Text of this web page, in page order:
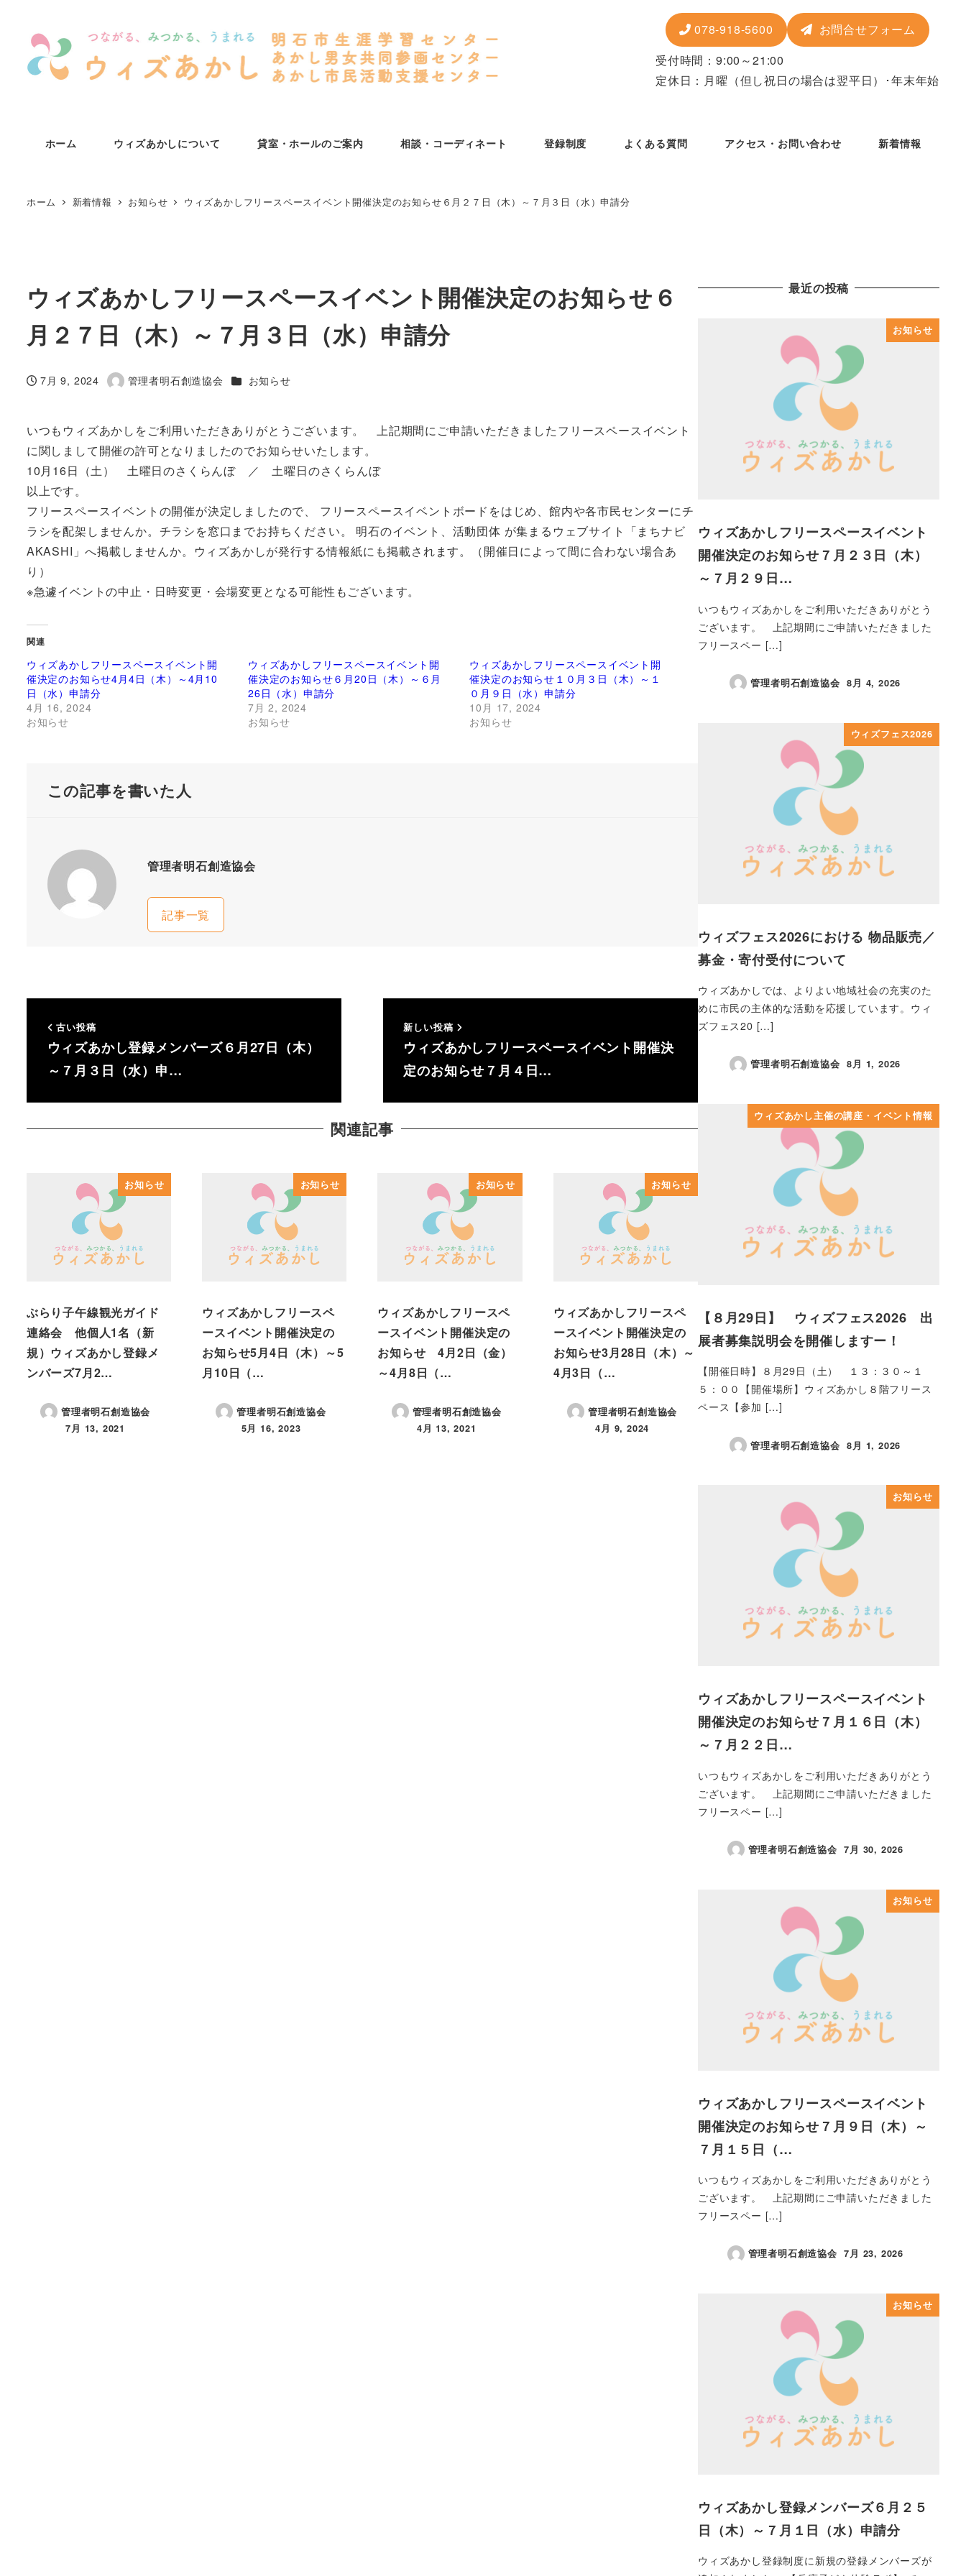
078-918-5600
お問合せフォーム
受付時間：9:00～21:00
定休日：月曜 （但し祝日の場合は翌平日） ･年末年始
ホーム ウィズあかしについて 貸室・ホールのご案内 相談・コーディネート 登録制度 よくある質問 アクセス・お問い合わせ 新着情報
ホーム 新着情報 お知らせ ウィズあかしフリースペースイベント開催決定のお知らせ６月２７日（木）～７月３日（水）申請分
ウィズあかしフリースペースイベント開催決定のお知らせ６
月２７日（木）～７月３日（水）申請分
投稿日
7月 9, 2024
著
管理者明石創造協会 カテゴリー
お知らせ
いつもウィズあかしをご利用いただきありがとうございます。 上記期間にご申請いただきましたフリースペースイベント
に関しまして開催の許可となりましたのでお知らせいたします。
10月16日（土） 土曜日のさくらんぼ ／ 土曜日のさくらんぼ
以上です。
フリースペースイベントの開催が決定しましたので、 フリースペースイベントボードをはじめ、館内や各市民センターにチ
ラシを配架しませんか。チラシを窓口までお持ちください。 明石のイベント、活動団体 が集まるウェブサイト「まちナビ
AKASHI」へ掲載しませんか。ウィズあかしが発行する情報紙にも掲載されます。（開催日によって間に合わない場合あ
り）
※急遽イベントの中止・日時変更・会場変更となる可能性もございます。
関連
ウィズあかしフリースペースイベント開
催決定のお知らせ4月4日（木）～4月10
日（水）申請分
4月 16, 2024
お知らせ
ウィズあかしフリースペースイベント開
催決定のお知らせ６月20日（木）～６月
26日（水）申請分
7月 2, 2024
お知らせ
ウィズあかしフリースペースイベント開
催決定のお知らせ１０月３日（木）～１
０月９日（水）申請分
10月 17, 2024
お知らせ
この記事を書いた人
管理者明石創造協会
記事一覧
古い投稿
ウィズあかし登録メンバーズ６月27日（木）
～７月３日（水）申…
新しい投稿
ウィズあかしフリースペースイベント開催決
定のお知らせ７月４日…
関連記事
お知らせ
ぶらり子午線観光ガイド
連絡会 他個人1名（新
規）ウィズあかし登録メ
ンバーズ7月2…
管理者明石創造協会
投稿日
7月 13, 2021
お知らせ
ウィズあかしフリースペ
ースイベント開催決定の
お知らせ5月4日（木）～5
月10日（…
管理者明石創造協会
投稿日
5月 16, 2023
お知らせ
ウィズあかしフリースペ
ースイベント開催決定の
お知らせ 4月2日（金）
～4月8日（…
管理者明石創造協会
投稿日
4月 13, 2021
お知らせ
ウィズあかしフリースペ
ースイベント開催決定の
お知らせ3月28日（木）～
4月3日（…
管理者明石創造協会
投稿日
4月 9, 2024
最近の投稿
お知らせ
ウィズあかしフリースペースイベント
開催決定のお知らせ７月２３日（木）
～７月２９日…
いつもウィズあかしをご利用いただきありがとう
ございます。 上記期間にご申請いただきました
フリースペー […]
管理者明石創造協会
投稿日
8月 4, 2026
ウィズフェス2026
ウィズフェス2026における 物品販売／
募金・寄付受付について
ウィズあかしでは、よりよい地域社会の充実のた
めに市民の主体的な活動を応援しています。ウィ
ズフェス20 […]
管理者明石創造協会
投稿日
8月 1, 2026
ウィズあかし主催の講座・イベント情報
【８月29日】 ウィズフェス2026 出
展者募集説明会を開催しますー！
【開催日時】８月29日（土） １３：３０～１
５：００【開催場所】ウィズあかし８階フリース
ペース【参加 […]
管理者明石創造協会
投稿日
8月 1, 2026
お知らせ
ウィズあかしフリースペースイベント
開催決定のお知らせ７月１６日（木）
～７月２２日…
いつもウィズあかしをご利用いただきありがとう
ございます。 上記期間にご申請いただきました
フリースペー […]
管理者明石創造協会
投稿日
7月 30, 2026
お知らせ
ウィズあかしフリースペースイベント
開催決定のお知らせ７月９日（木）～
７月１５日（…
いつもウィズあかしをご利用いただきありがとう
ございます。 上記期間にご申請いただきました
フリースペー […]
管理者明石創造協会
投稿日
7月 23, 2026
お知らせ
ウィズあかし登録メンバーズ６月２５
日（木）～７月１日（水）申請分
ウィズあかし登録制度に新規の登録メンバーズが